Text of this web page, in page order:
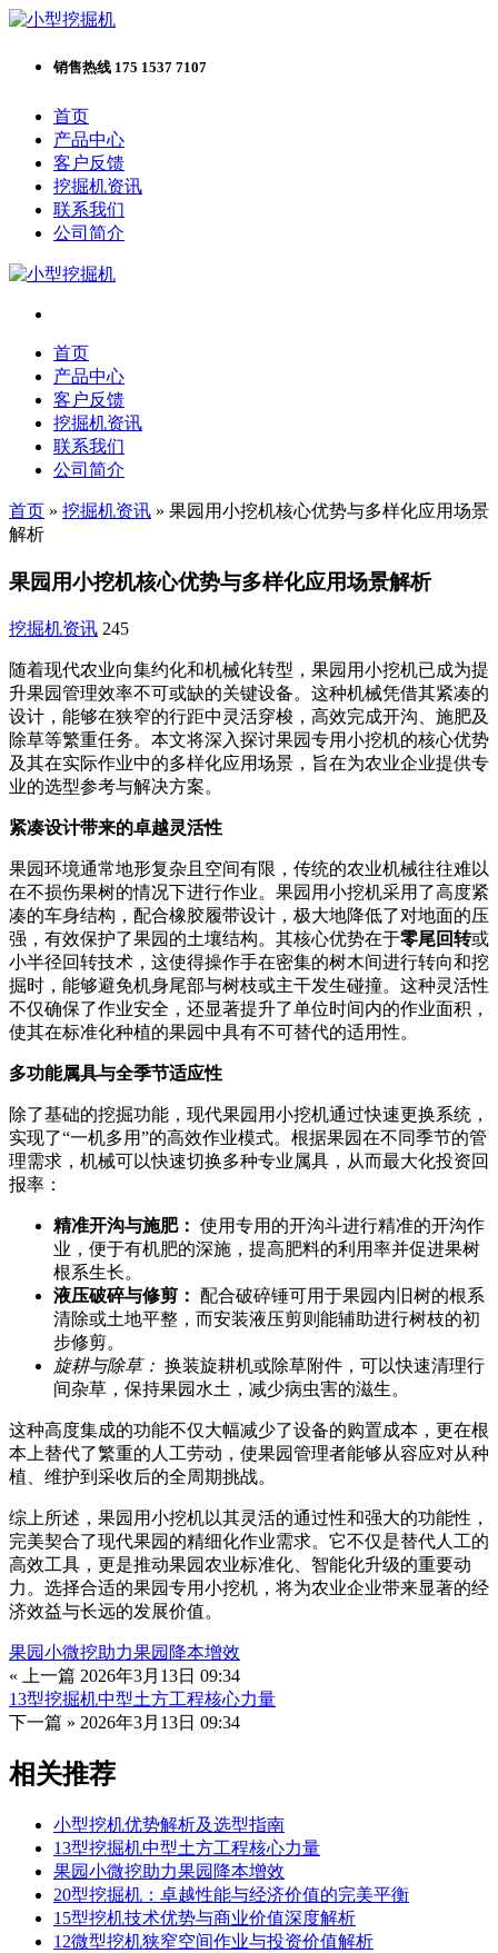
销售热线 175 1537 7107
首页
产品中心
客户反馈
挖掘机资讯
联系我们
公司简介
首页
产品中心
客户反馈
挖掘机资讯
联系我们
公司简介
首页 » 挖掘机资讯 » 果园用小挖机核心优势与多样化应用场景
解析
果园用小挖机核心优势与多样化应用场景解析
挖掘机资讯 245
随着现代农业向集约化和机械化转型，果园用小挖机已成为提
升果园管理效率不可或缺的关键设备。这种机械凭借其紧凑的
设计，能够在狭窄的行距中灵活穿梭，高效完成开沟、施肥及
除草等繁重任务。本文将深入探讨果园专用小挖机的核心优势
及其在实际作业中的多样化应用场景，旨在为农业企业提供专
业的选型参考与解决方案。
紧凑设计带来的卓越灵活性
果园环境通常地形复杂且空间有限，传统的农业机械往往难以
在不损伤果树的情况下进行作业。果园用小挖机采用了高度紧
凑的车身结构，配合橡胶履带设计，极大地降低了对地面的压
强，有效保护了果园的土壤结构。其核心优势在于零尾回转或
小半径回转技术，这使得操作手在密集的树木间进行转向和挖
掘时，能够避免机身尾部与树枝或主干发生碰撞。这种灵活性
不仅确保了作业安全，还显著提升了单位时间内的作业面积，
使其在标准化种植的果园中具有不可替代的适用性。
多功能属具与全季节适应性
除了基础的挖掘功能，现代果园用小挖机通过快速更换系统，
实现了“一机多用”的高效作业模式。根据果园在不同季节的管
理需求，机械可以快速切换多种专业属具，从而最大化投资回
报率：
精准开沟与施肥： 使用专用的开沟斗进行精准的开沟作
业，便于有机肥的深施，提高肥料的利用率并促进果树
根系生长。
液压破碎与修剪： 配合破碎锤可用于果园内旧树的根系
清除或土地平整，而安装液压剪则能辅助进行树枝的初
步修剪。
旋耕与除草： 换装旋耕机或除草附件，可以快速清理行
间杂草，保持果园水土，减少病虫害的滋生。
这种高度集成的功能不仅大幅减少了设备的购置成本，更在根
本上替代了繁重的人工劳动，使果园管理者能够从容应对从种
植、维护到采收后的全周期挑战。
综上所述，果园用小挖机以其灵活的通过性和强大的功能性，
完美契合了现代果园的精细化作业需求。它不仅是替代人工的
高效工具，更是推动果园农业标准化、智能化升级的重要动
力。选择合适的果园专用小挖机，将为农业企业带来显著的经
济效益与长远的发展价值。
果园小微挖助力果园降本增效
« 上一篇 2026年3月13日 09:34
13型挖掘机中型土方工程核心力量
下一篇 » 2026年3月13日 09:34
相关推荐
小型挖机优势解析及选型指南
13型挖掘机中型土方工程核心力量
果园小微挖助力果园降本增效
20型挖掘机：卓越性能与经济价值的完美平衡
15型挖机技术优势与商业价值深度解析
12微型挖机狭窄空间作业与投资价值解析